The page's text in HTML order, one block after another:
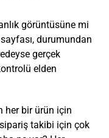
görüntüsüne mi
sayfası, durumundan
gerçek
elden
her bir ürün için
takibi için çok